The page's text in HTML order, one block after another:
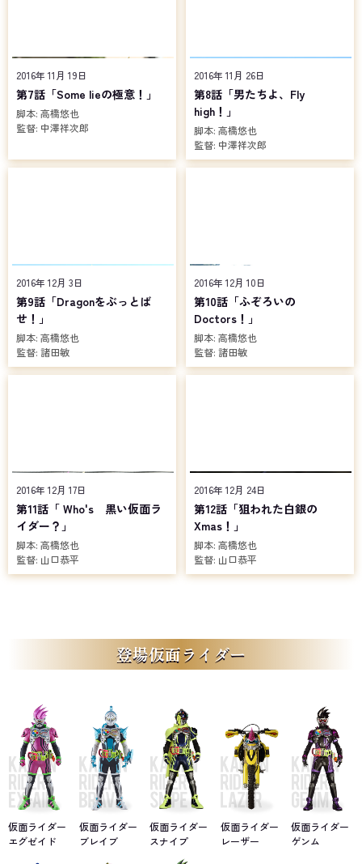
2016年 11月 19日
第7話「Some lieの極意！」
脚本: 高橋悠也
監督: 中澤祥次郎
2016年 11月 26日
第8話「男たちよ、Fly
high！」
脚本: 高橋悠也
監督: 中澤祥次郎
2016年 12月 3日
第9話「Dragonをぶっとば
せ！」
脚本: 高橋悠也
監督: 諸田敏
2016年 12月 10日
第10話「ふぞろいの
Doctors！」
脚本: 高橋悠也
監督: 諸田敏
2016年 12月 17日
第11話「 Who's 黒い仮面ラ
イダー？」
脚本: 高橋悠也
監督: 山口恭平
2016年 12月 24日
第12話「狙われた白銀の
Xmas！」
脚本: 高橋悠也
監督: 山口恭平
登場仮面ライダー
仮面ライダー
エグゼイド
仮面ライダー
ブレイブ
仮面ライダー
スナイプ
仮面ライダー
レーザー
仮面ライダー
ゲンム